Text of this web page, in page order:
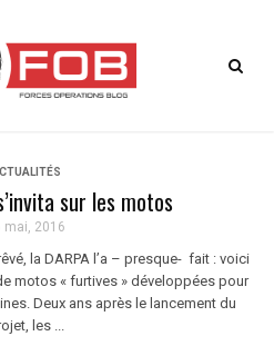
sur les motos
mai, 2016
la DARPA l’a – presque- fait : voici
motos « furtives » développées pour
Deux ans après le lancement du
les ...